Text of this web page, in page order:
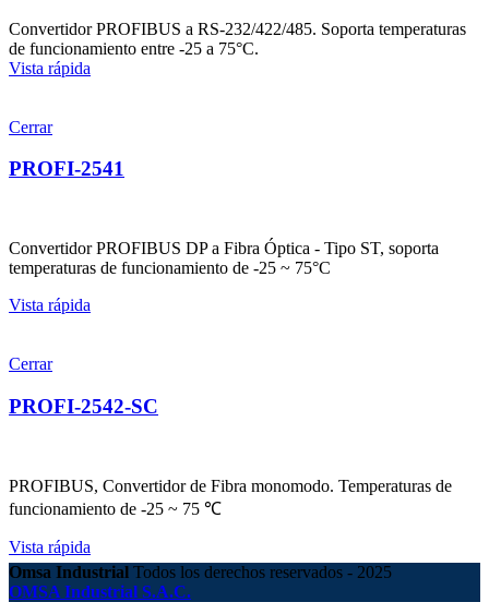
Convertidor PROFIBUS a RS-232/422/485. Soporta temperaturas
de funcionamiento entre -25 a 75°C.
Vista rápida
Cerrar
PROFI-2541
Convertidor PROFIBUS DP a Fibra Óptica - Tipo ST, soporta
temperaturas de funcionamiento de -25 ~ 75°C
Vista rápida
Cerrar
PROFI-2542-SC
PROFIBUS, Convertidor de Fibra monomodo. Temperaturas de
funcionamiento de -25 ~ 75 ℃
Vista rápida
Omsa Industrial Todos los derechos reservados - 2025
OMSA Industrial S.A.C.